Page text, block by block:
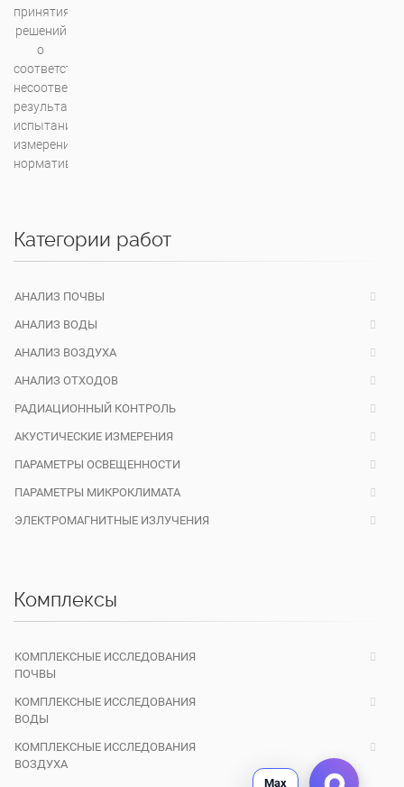
Категории работ
АНАЛИЗ ПОЧВЫ
АНАЛИЗ ВОДЫ
АНАЛИЗ ВОЗДУХА
АНАЛИЗ ОТХОДОВ
РАДИАЦИОННЫЙ КОНТРОЛЬ
АКУСТИЧЕСКИЕ ИЗМЕРЕНИЯ
ПАРАМЕТРЫ ОСВЕЩЕННОСТИ
ПАРАМЕТРЫ МИКРОКЛИМАТА
ЭЛЕКТРОМАГНИТНЫЕ ИЗЛУЧЕНИЯ
Комплексы
КОМПЛЕКСНЫЕ ИССЛЕДОВАНИЯ
ПОЧВЫ
КОМПЛЕКСНЫЕ ИССЛЕДОВАНИЯ
ВОДЫ
КОМПЛЕКСНЫЕ ИССЛЕДОВАНИЯ
ВОЗДУХА
Max